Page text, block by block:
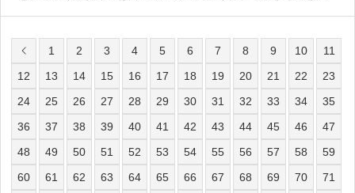
れ、さらにWWEのビジネスパートナーの1つであるクリケッ
1
2 3 4 5 6 7 8 9 10
11
12
13 14 15 16 17 18 19 20 21 22
23
24
25 26 27 28 29 30 31 32 33 34
35
36
37 38 39 40 41 42 43 44 45 46
47
48
49 50 51 52 53 54 55 56 57 58
59
60
61 62 63 64 65 66 67 68 69 70
71